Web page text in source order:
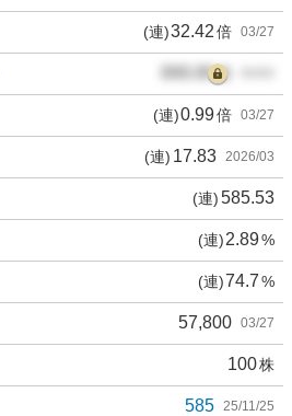
(連)32.42倍 03/27
000.00倍
(連)0.99倍 03/27
(連) 17.83 2026/03
(連)585.53
(連)2.89%
(連)74.7%
57,800 03/27
100株
585 25/11/25